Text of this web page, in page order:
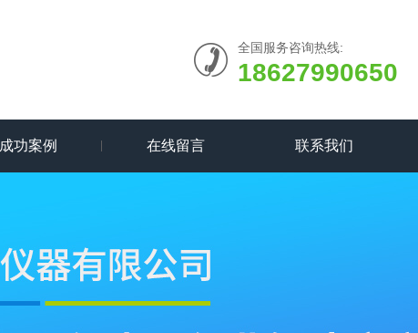
全国服务咨询热线:
18627990650
成功案例 在线留言 联系我们